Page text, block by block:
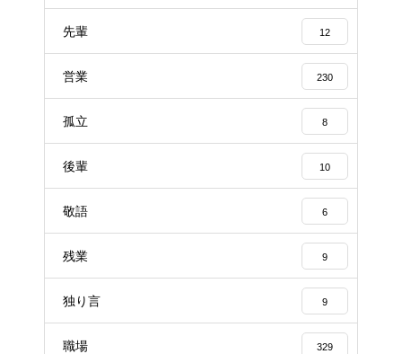
先輩 12
営業 230
孤立 8
後輩 10
敬語 6
残業 9
独り言 9
職場 329